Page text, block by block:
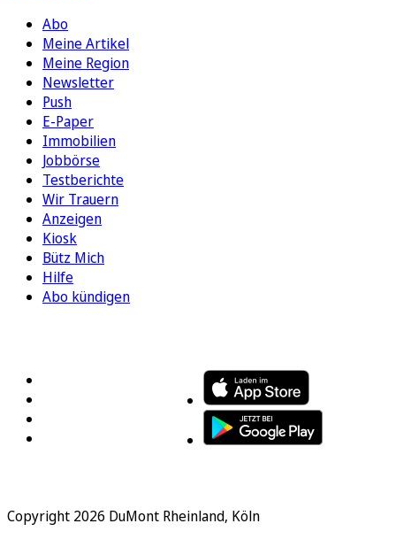
Abo
Meine Artikel
Meine Region
Newsletter
Push
E-Paper
Immobilien
Jobbörse
Testberichte
Wir Trauern
Anzeigen
Kiosk
Bütz Mich
Hilfe
Abo kündigen
Copyright 2026 DuMont Rheinland, Köln